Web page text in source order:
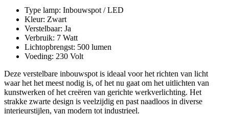
Type lamp: Inbouwspot / LED
Kleur: Zwart
Verstelbaar: Ja
Verbruik: 7 Watt
Lichtopbrengst: 500 lumen
Voeding: 230 Volt
Deze verstelbare inbouwspot is ideaal voor het richten van licht
waar het het meest nodig is, of het nu gaat om het uitlichten van
kunstwerken of het creëren van gerichte werkverlichting. Het
strakke zwarte design is veelzijdig en past naadloos in diverse
interieurstijlen, van modern tot industrieel.